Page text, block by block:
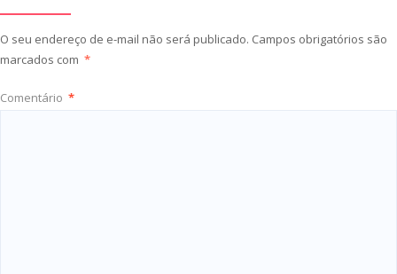
O seu endereço de e-mail não será publicado. Campos obrigatórios são
marcados com *
Comentário *